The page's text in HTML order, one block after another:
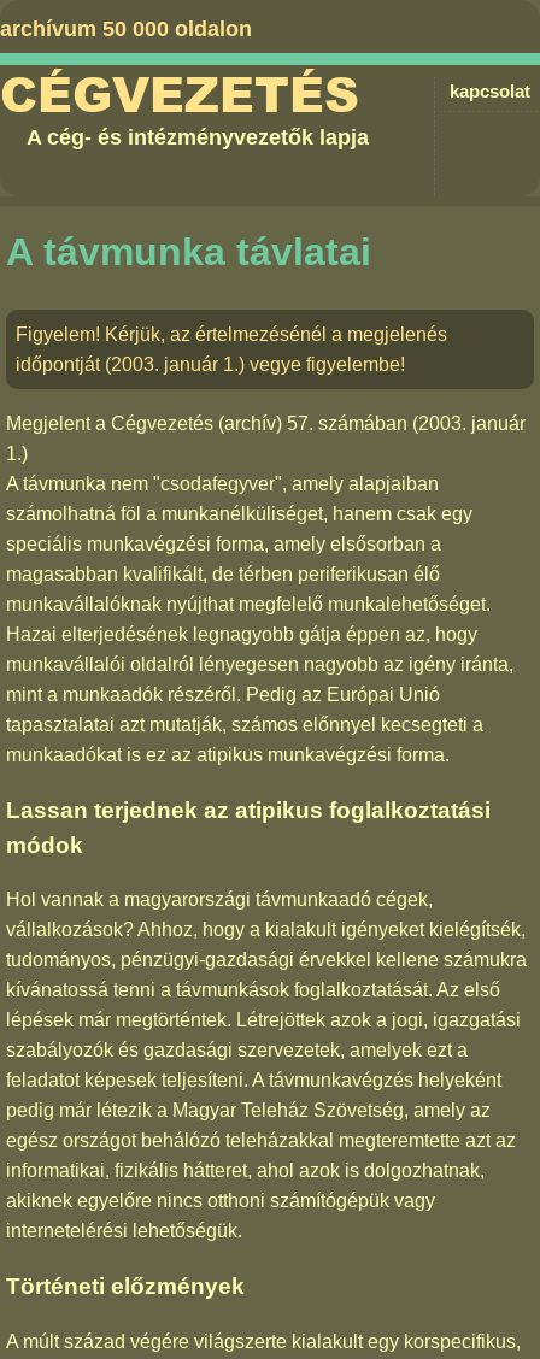
archívum 50 000 oldalon
kapcsolat
CÉGVEZETÉS
A cég- és intézményvezetők lapja
A távmunka távlatai
Figyelem! Kérjük, az értelmezésénél a megjelenés
időpontját (2003. január 1.) vegye figyelembe!
Megjelent a Cégvezetés (archív) 57. számában (2003. január
1.)
A távmunka nem "csodafegyver", amely alapjaiban
számolhatná föl a munkanélküliséget, hanem csak egy
speciális munkavégzési forma, amely elsősorban a
magasabban kvalifikált, de térben periferikusan élő
munkavállalóknak nyújthat megfelelő munkalehetőséget.
Hazai elterjedésének legnagyobb gátja éppen az, hogy
munkavállalói oldalról lényegesen nagyobb az igény iránta,
mint a munkaadók részéről. Pedig az Európai Unió
tapasztalatai azt mutatják, számos előnnyel kecsegteti a
munkaadókat is ez az atipikus munkavégzési forma.
Lassan terjednek az atipikus foglalkoztatási
módok
Hol vannak a magyarországi távmunkaadó cégek,
vállalkozások? Ahhoz, hogy a kialakult igényeket kielégítsék,
tudományos, pénzügyi-gazdasági érvekkel kellene számukra
kívánatossá tenni a távmunkások foglalkoztatását. Az első
lépések már megtörténtek. Létrejöttek azok a jogi, igazgatási
szabályozók és gazdasági szervezetek, amelyek ezt a
feladatot képesek teljesíteni. A távmunkavégzés helyeként
pedig már létezik a Magyar Teleház Szövetség, amely az
egész országot behálózó teleházakkal megteremtette azt az
informatikai, fizikális hátteret, ahol azok is dolgozhatnak,
akiknek egyelőre nincs otthoni számítógépük vagy
internetelérési lehetőségük.
Történeti előzmények
A múlt század végére világszerte kialakult egy korspecifikus,